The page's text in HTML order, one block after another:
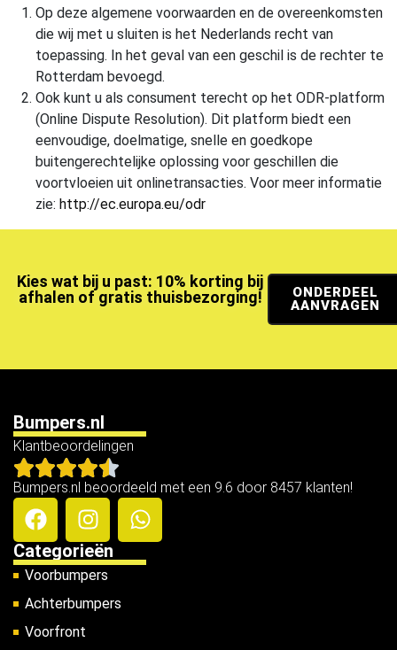
Op deze algemene voorwaarden en de overeenkomsten
die wij met u sluiten is het Nederlands recht van
toepassing. In het geval van een geschil is de rechter te
Rotterdam bevoegd.
Ook kunt u als consument terecht op het ODR-platform
(Online Dispute Resolution). Dit platform biedt een
eenvoudige, doelmatige, snelle en goedkope
buitengerechtelijke oplossing voor geschillen die
voortvloeien uit onlinetransacties. Voor meer informatie
zie: http://ec.europa.eu/odr
Kies wat bij u past: 10% korting bij
afhalen of gratis thuisbezorging!
ONDERDEEL
AANVRAGEN
Bumpers.nl
Klantbeoordelingen
Bumpers.nl beoordeeld met een 9.6 door 8457 klanten!
Categorieën
Voorbumpers
Achterbumpers
Voorfront